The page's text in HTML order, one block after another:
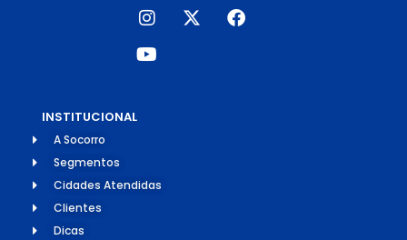
INSTITUCIONAL
A Socorro
Segmentos
Cidades Atendidas
Clientes
Dicas